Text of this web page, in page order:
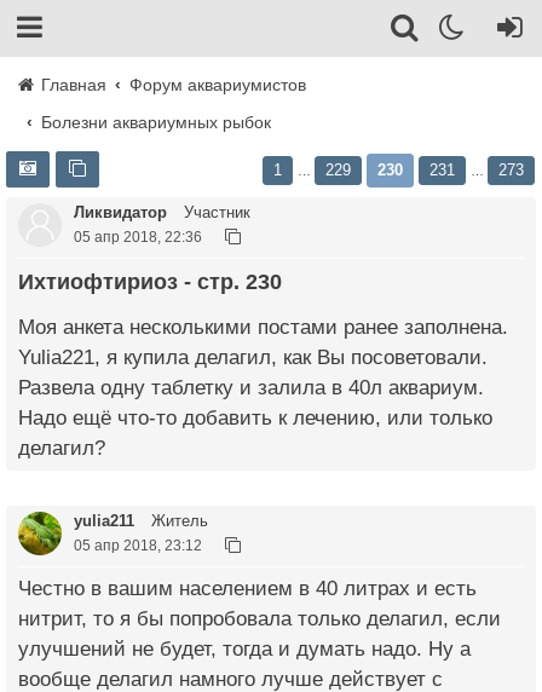
Главная
Форум аквариумистов
Болезни аквариумных рыбок
1 229 230 231 273
Ликвидатор Участник
05 апр 2018, 22:36
Ихтиофтириоз - стр. 230
Моя анкета несколькими постами ранее заполнена.
Yulia221, я купила делагил, как Вы посоветовали.
Развела одну таблетку и залила в 40л аквариум.
Надо ещё что-то добавить к лечению, или только
делагил?
yulia211 Житель
05 апр 2018, 23:12
Честно в вашим населением в 40 литрах и есть
нитрит, то я бы попробовала только делагил, если
улучшений не будет, тогда и думать надо. Ну а
вообще делагил намного лучше действует с